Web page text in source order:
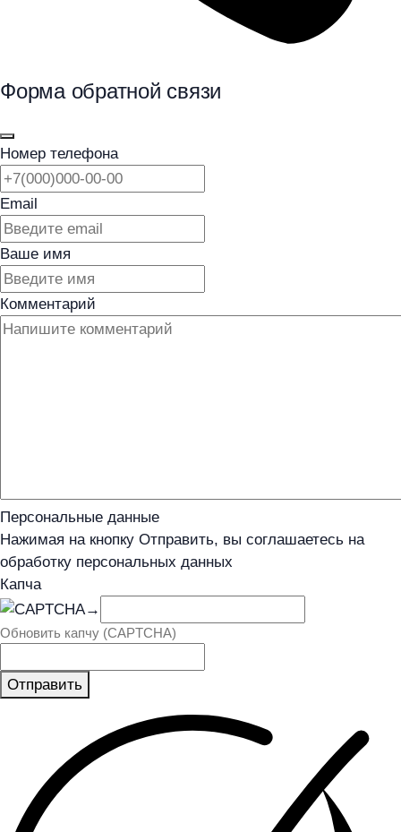
Форма обратной связи
Номер телефона
Email
Ваше имя
Комментарий
Персональные данные
Нажимая на кнопку Отправить, вы соглашаетесь на
обработку персональных данных
Капча
→
Обновить капчу (CAPTCHA)
Отправить